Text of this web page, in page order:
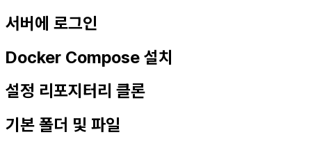
서버에 로그인
Docker Compose 설치
설정 리포지터리 클론
기본 폴더 및 파일